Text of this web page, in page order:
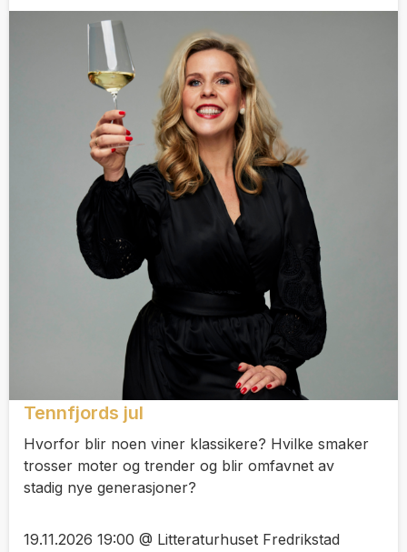
Tennfjords jul
Hvorfor blir noen viner klassikere? Hvilke smaker
trosser moter og trender og blir omfavnet av
stadig nye generasjoner?
19.11.2026 19:00 @ Litteraturhuset Fredrikstad